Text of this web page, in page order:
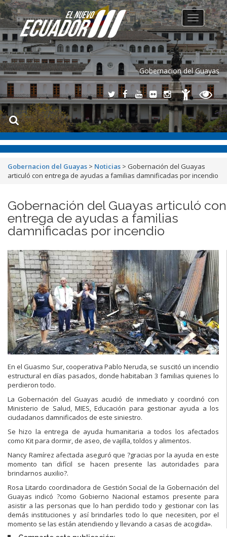
Gobernacion del Guayas
Toggle
navigation
Gobernacion del Guayas > Noticias > Gobernación del Guayas
articuló con entrega de ayudas a familias damnificadas por incendio
Gobernación del Guayas articuló con
entrega de ayudas a familias
damnificadas por incendio
En el Guasmo Sur, cooperativa Pablo Neruda, se suscitó un incendio
estructural en días pasados, donde habitaban 3 familias quienes lo
perdieron todo.
La Gobernación del Guayas acudió de inmediato y coordinó con
Ministerio de Salud, MIES, Educación para gestionar ayuda a los
ciudadanos damnificados de este siniestro.
Se hizo la entrega de ayuda humanitaria a todos los afectados
como Kit para dormir, de aseo, de vajilla, toldos y alimentos.
Nancy Ramírez afectada aseguró que ?gracias por la ayuda en este
momento tan difícil se hacen presente las autoridades para
brindarnos auxilio?.
Rosa Litardo coordinadora de Gestión Social de la Gobernación del
Guayas indicó ?como Gobierno Nacional estamos presente para
asistir a las personas que lo han perdido todo y gestionar con las
demás instituciones y así brindarles todo lo que necesiten, por el
momento se las están atendiendo y llevando a casas de acogida».